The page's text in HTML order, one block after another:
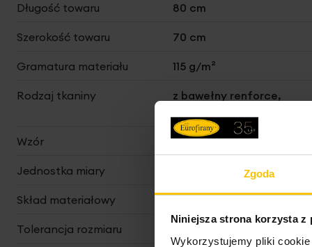
Zgoda
Niniejsza strona korzysta z
Wykorzystujemy pliki
Długość towaru 80 cm
Szerokość towaru 70 cm
Gramatura materiału 115 g/m²
Rodzaj tkaniny
z bawełny renforce,
Wzór jednokolorowe, klasyczne
Jednostka miary
Skład materiałowy 100% bawełna
Tolerancja rozmiaru